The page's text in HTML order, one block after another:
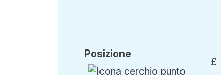
Posizione
£